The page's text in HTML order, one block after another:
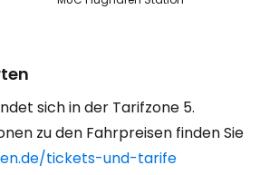
sich in der Tarifzone 5.
zu den Fahrpreisen finden Sie
tickets-und-tarife